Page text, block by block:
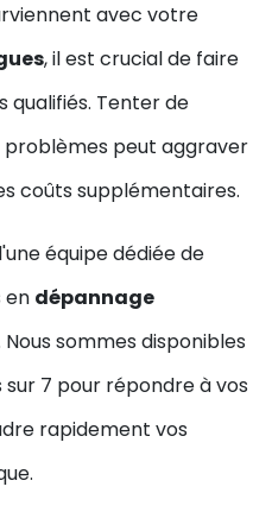
avec votre
, il est crucial de faire
qualifiés. Tenter de
peut aggraver
coûts supplémentaires.
équipe dédiée de
en dépannage
Nous sommes disponibles
7 pour répondre à vos
rapidement vos